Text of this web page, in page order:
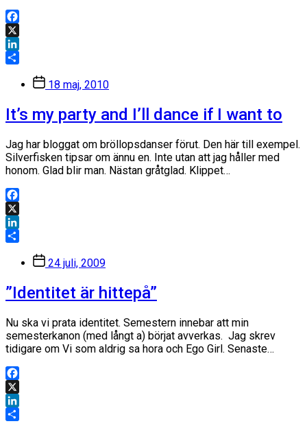
Facebook
X
LinkedIn
Inläggsdatum
18 maj, 2010
It’s my party and I’ll dance if I want to
Jag har bloggat om bröllopsdanser förut. Den här till exempel.
Silverfisken tipsar om ännu en. Inte utan att jag håller med
honom. Glad blir man. Nästan gråtglad. Klippet…
Facebook
X
LinkedIn
Inläggsdatum
24 juli, 2009
”Identitet är hittepå”
Nu ska vi prata identitet. Semestern innebar att min
semesterkanon (med långt a) börjat avverkas. Jag skrev
tidigare om Vi som aldrig sa hora och Ego Girl. Senaste…
Facebook
X
LinkedIn